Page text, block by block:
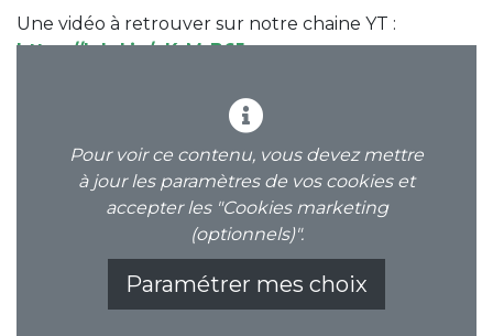
Une vidéo à retrouver sur notre chaine YT :
https://lnkd.in/eKrM-B6J
Pour voir ce contenu, vous devez mettre
à jour les paramètres de vos cookies et
accepter les "Cookies marketing
(optionnels)".
Paramétrer mes choix